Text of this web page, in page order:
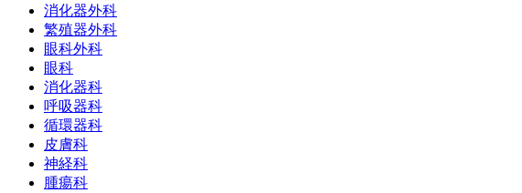
消化器外科
繁殖器外科
眼科外科
眼科
消化器科
呼吸器科
循環器科
皮膚科
神経科
腫瘍科